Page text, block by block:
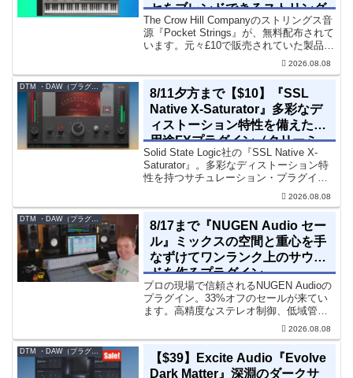
セをブレンドできるストリング
ス音源プラグイン
The Crow Hill Companyのストリングス音
源『Pocket Strings』が、無料配布されて
います。元々£10で販売されていた製品で
す。『Pocket Strings』についてPocket
2026.08.08
8/11夕方まで【$10】『SSL
Native X-Saturator』多彩なデ
ィストーション特性を備えた多
用途FXプラグイン（クリーミ
ィ＆ウォームなサウンド）
Solid State Logic社の『SSL Native X-
Saturator』。多彩なディストーション特
性を持つサチュレーション・プラグイン
です。音楽制作者、エンジニアの間でも
評価の高い製品です。競合するサチュレ
2026.08.08
DTM ・DAW（プラグイン、シンセなど）のセール情報
8/17まで『NUGEN Audio セー
ル』ミックスの空間と重心を手
なずけてワンランク上のサウン
ドを作るプラグイン
プロの現場で信頼されるNUGEN Audioの
プラグイン。33%オフのセールが来てい
ます。高精度なステレオ制御、低域管
理、リバーブツールが揃っています。モ
ノラル再生でも崩さずにミックス全体の
ます。現在、全...
2026.08.08
DTM ・DAW（プラグイン、シンセなど）のセール情報
【$39】Excite Audio『Evolve
Dark Matter』深淵のダークサ